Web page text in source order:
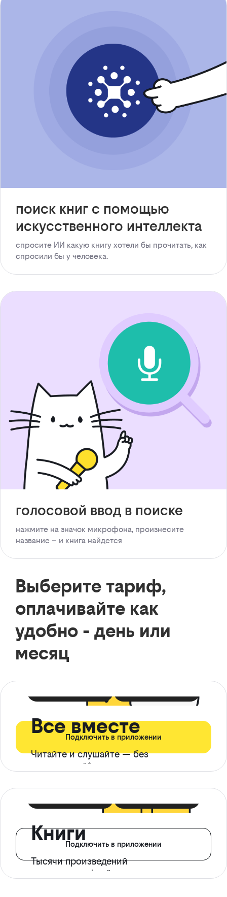
поиск книг с помощью
искусственного интеллекта
спросите ИИ какую книгу хотели бы прочитать, как
спросили бы у человека.
голосовой ввод в поиске
нажмите на значок микрофона, произнесите
название – и книга найдется
Выберите тариф,
оплачивайте как
удобно - день или
месяц
Все вместе
Читайте и слушайте — без
ограничений*
Подключить в приложении
Книги
Тысячи произведений
с доступом офлайн
Подключить в приложении